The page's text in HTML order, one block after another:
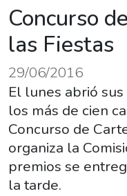
Concurso
las Fiestas
29/06/2016
El lunes abrió
los más de cien
Concurso de
organiza la
premios se
la tarde.